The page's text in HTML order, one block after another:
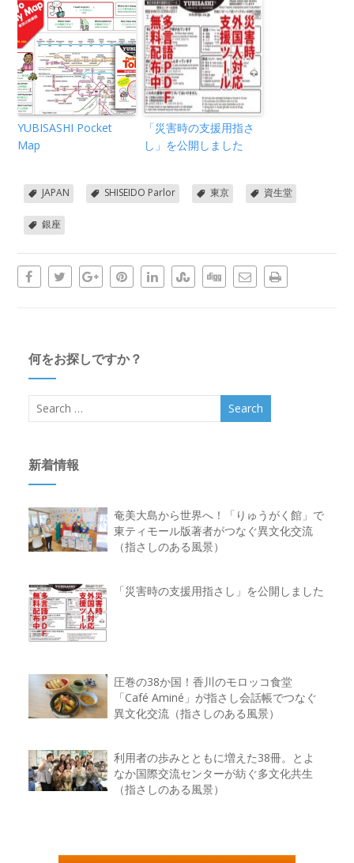
YUBISASHI Pocket
Map
「災害時の支援用指さ
し」を公開しました
JAPAN SHISEIDO Parlor 東京 資生堂
銀座
何をお探しですか？
新着情報
奄美大島から世界へ！「りゅうがく館」で
東ティモール版著者がつなぐ異文化交流
（指さしのある風景）
「災害時の支援用指さし」を公開しました
圧巻の38か国！香川のモロッコ食堂
「Café Aminé」が指さし会話帳でつなぐ
異文化交流（指さしのある風景）
利用者の歩みとともに増えた38冊。とよ
なか国際交流センターが紡ぐ多文化共生
（指さしのある風景）